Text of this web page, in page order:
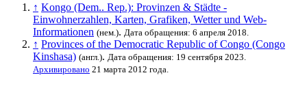
↑ Kongo (Dem.. Rep.): Provinzen & Städte -
Einwohnerzahlen, Karten, Grafiken, Wetter und Web-
Informationen (нем.). Дата обращения: 6 апреля 2018.
↑ Provinces of the Democratic Republic of Congo (Congo
Kinshasa) (англ.). Дата обращения: 19 сентября 2023.
Архивировано 21 марта 2012 года.